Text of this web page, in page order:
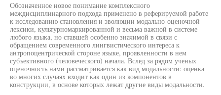
Обозначенное новое понимание комплексного
междисциплинарного подхода применено в реферируемой работе
к исследованию становления и эволюции модально-оценочной
лексики, культурномаркированной и весьма важной в системе
любого языка, но ставшей особенно значимой в связи с
обращением современного лингвистического интереса к
антропоцентрической стороне языке, проявленности в нем
субъективного (человеческого) начала. Вслед за рядом ученых
оценочность нами рассматривается как вид модальности: оценка
во многих случаях входит как один из компонентов в
конструкции, в основе которых лежат другие виды модальности.